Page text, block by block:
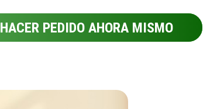
HACER PEDIDO AHORA MISMO